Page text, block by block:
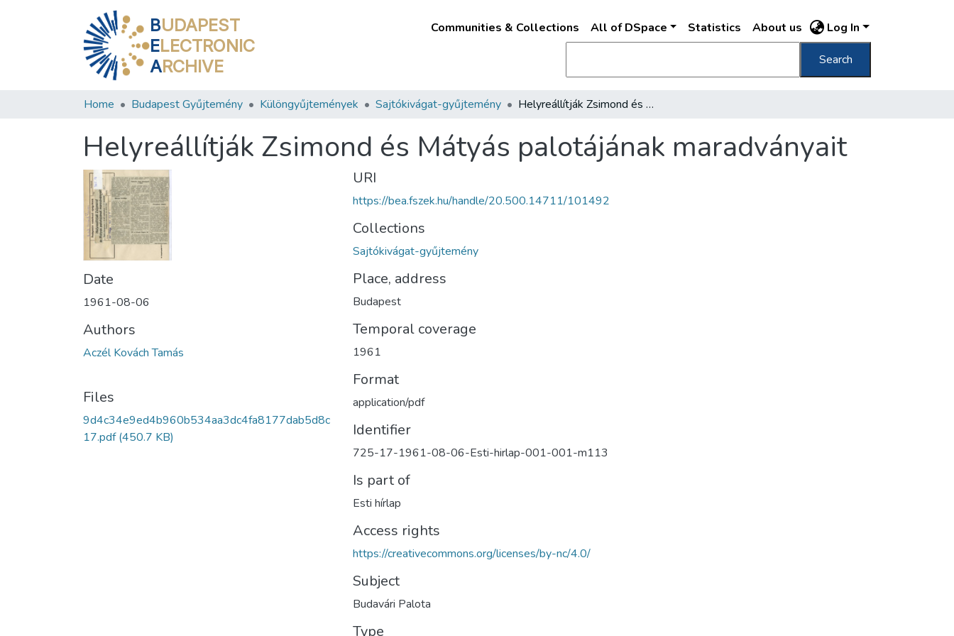
BUDAPEST
ELECTRONIC
ARCHIVE
Communities & Collections All of DSpace Statistics About us Log In
Search
Home Budapest Gyűjtemény Különgyűjtemények Sajtókivágat-gyűjtemény Helyreállítják Zsimond és Mátyás palotájának maradványait
Helyreállítják Zsimond és Mátyás palotájának maradványait
Date
1961-08-06
Authors
Aczél Kovách Tamás
Files
9d4c34e9ed4b960b534aa3dc4fa8177dab5d8c
17.pdf(450.7 KB)
URI
https://bea.fszek.hu/handle/20.500.14711/101492
Collections
Sajtókivágat-gyűjtemény
Place, address
Budapest
Temporal coverage
1961
Format
application/pdf
Identifier
725-17-1961-08-06-Esti-hirlap-001-001-m113
Is part of
Esti hírlap
Access rights
https://creativecommons.org/licenses/by-nc/4.0/
Subject
Budavári Palota
Type